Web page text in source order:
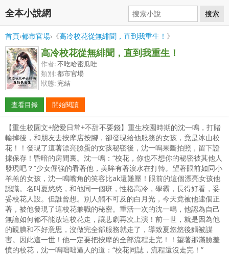
全本小說網 搜索
首頁›都市官場›《高冷校花從無緋聞，直到我重生！ 》
高冷校花從無緋聞，直到我重生！
作者:不吃哈密瓜哇
類別:都市官場
狀態: 完結
查看目錄 開始閱讀
【重生校園文+戀愛日常+不甜不要錢】重生校園時期的沈一鳴，打賭
輸掉後，和朋友去按摩店按腳，卻發現給他服務的女孩，竟是冰山校
花！！發現了這著漂亮臉蛋的女孩秘密後，沈一鳴果斷拍照，留下證
據保存！昏暗的房間裏。沈一鳴：“校花，你也不想你的秘密被其他人
發現吧？”少女倔強的看著他，美眸有著淚水在打轉。望著眼前如同小
羊羔的女孩，沈一鳴嘴角的笑容比ak還難壓！眼前的這個漂亮女孩他
認識。名叫夏悠悠，和他同一個班，性格高冷，學霸，長得好看，妥
妥校花人設。但誰曾想。別人觸不可及的白月光，今天竟被他逮個正
著，被他發現了這校花兼職的秘密。重活一次的沈一鳴，他認為自己
無論如何都不能放這校花走，讓悲劇再次上演！前一世，就是因為他
的靦腆和不好意思，沒做完全部服務就走了，導致夏悠悠後麵被謀
害。因此這一世！他一定要把按摩的全部流程走完！！望著那滿臉羞
憤的校花，沈一鳴咄咄逼人的道：“校花同誌，流程還沒走完！”